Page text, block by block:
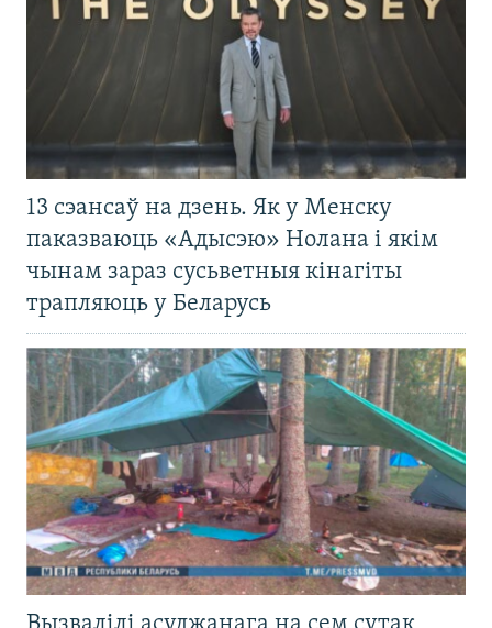
13 сэансаў на дзень. Як у Менску
паказваюць «Адысэю» Нолана і якім
чынам зараз сусьветныя кінагіты
трапляюць у Беларусь